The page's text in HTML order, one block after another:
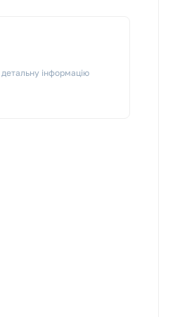
інформацію